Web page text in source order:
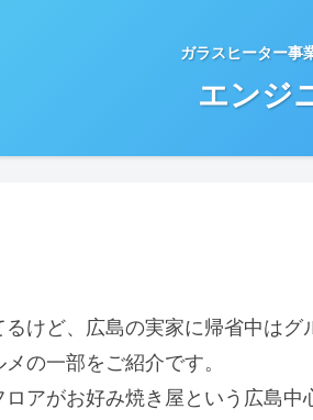
ガラスヒーター事
エンジ
けど、広島の実家に帰省中はグ
の一部をご紹介です。
アがお好み焼き屋という広島